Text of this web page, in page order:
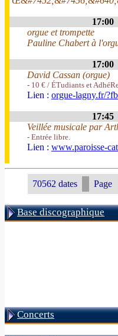
17:00
orgue et trompette
Pauline Chabert à
17:00
David Cassan (orgue)
- 10 € / ÉTudiants et
Lien : orgue-lagny.fr/
17:45
Veillée musicale par
- Entrée libre.
Lien : www.paroisse-
70562 dates Page
Base discographique
Concerts